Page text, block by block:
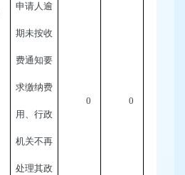
申请人逾
期未按收
费通知要
求缴纳费
用、行政
机关不再
处理其政
0 0